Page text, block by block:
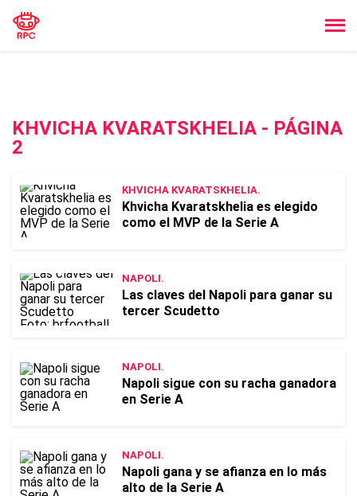
KHVICHA KVARATSKHELIA - PÁGINA
2
KHVICHA KVARATSKHELIA.
Khvicha Kvaratskhelia es elegido
como el MVP de la Serie A
NAPOLI.
Las claves del Napoli para ganar su
tercer Scudetto
NAPOLI.
Napoli sigue con su racha ganadora
en Serie A
NAPOLI.
Napoli gana y se afianza en lo más
alto de la Serie A